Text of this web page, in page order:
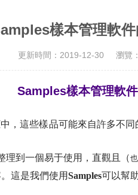
樣本管理軟
更新時間：2019-12-30 瀏覽
Samples樣本管理軟
，這些樣品可能來自許多不
理到一個易于使用，直觀且（
這是我們使用Samples可以幫